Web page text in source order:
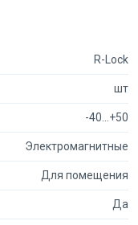
24 вольта
системы
серый)
любой интерьер.
металла, что
механических
контактный
датчиками, которые
R-Lock
шт
-40…+50
Электромагнитные
Для помещения
Да